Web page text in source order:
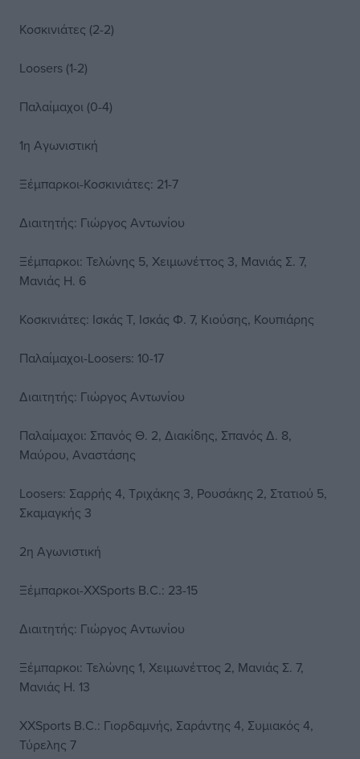
Κοσκινιάτες (2-2)
Loosers (1-2)
Παλαίμαχοι (0-4)
1η Αγωνιστική
Ξέμπαρκοι-Κοσκινιάτες: 21-7
Διαιτητής: Γιώργος Αντωνίου
Ξέμπαρκοι: Τελώνης 5, Χειμωνέττος 3, Μανιάς Σ. 7,
Μανιάς Η. 6
Κοσκινιάτες: Ισκάς Τ, Ισκάς Φ. 7, Κιούσης, Κουπιάρης
Παλαίμαχοι-Loosers: 10-17
Διαιτητής: Γιώργος Αντωνίου
Παλαίμαχοι: Σπανός Θ. 2, Διακίδης, Σπανός Δ. 8,
Μαύρου, Αναστάσης
Loosers: Σαρρής 4, Τριχάκης 3, Ρουσάκης 2, Στατιού 5,
Σκαμαγκής 3
2η Αγωνιστική
Ξέμπαρκοι-XXSports B.C.: 23-15
Διαιτητής: Γιώργος Αντωνίου
Ξέμπαρκοι: Τελώνης 1, Χειμωνέττος 2, Μανιάς Σ. 7,
Μανιάς Η. 13
XXSports B.C.: Γιορδαμνής, Σαράντης 4, Συμιακός 4,
Τύρελης 7